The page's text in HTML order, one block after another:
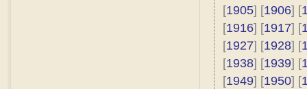
[1905] [1906] [
[1916] [1917] [
[1927] [1928] [
[1938] [1939] [
[1949] [1950] [